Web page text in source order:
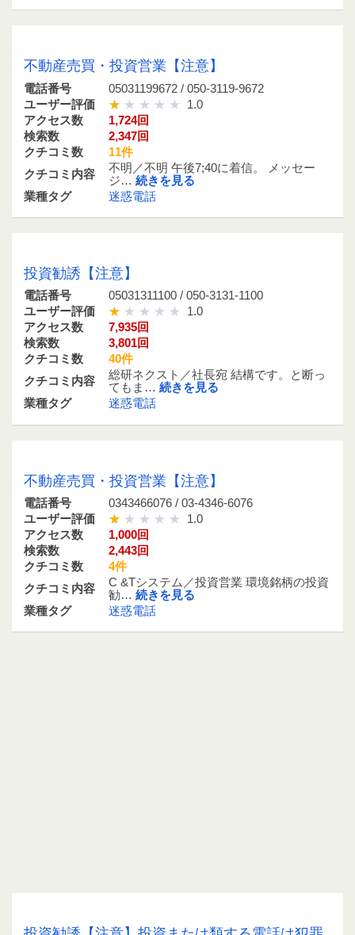
不動産売買・投資営業【注意】
電話番号
05031199672 / 050-3119-9672
ユーザー評価
1.0
アクセス数
1,724回
検索数
2,347回
クチコミ数
11件
クチコミ内容
不明／不明 午後7;40に着信。 メッセー
ジ… 続きを見る
業種タグ
迷惑電話
投資勧誘【注意】
電話番号
05031311100 / 050-3131-1100
ユーザー評価
1.0
アクセス数
7,935回
検索数
3,801回
クチコミ数
40件
クチコミ内容
総研ネクスト／社長宛 結構です。と断っ
てもま… 続きを見る
業種タグ
迷惑電話
不動産売買・投資営業【注意】
電話番号
0343466076 / 03-4346-6076
ユーザー評価
1.0
アクセス数
1,000回
検索数
2,443回
クチコミ数
4件
クチコミ内容
C &Tシステム／投資営業 環境銘柄の投資
勧… 続きを見る
業種タグ
迷惑電話